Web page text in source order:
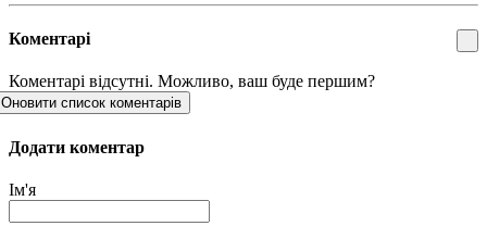
Коментарі
Коментарі відсутні. Можливо, ваш буде першим?
Оновити список коментарів
Додати коментар
Ім'я